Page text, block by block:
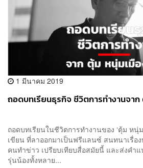
1 มีนาคม 2019
ถอดบทเรียนธุรกิจ ชีวิตการทำงานจา
ถอดบทเรียนในชีวิตการทำงานของ ‘ตุ้ม หนุ่
เขียน ที่ลาออกมาเป็นฟรีแลนซ์ สนทนาเรื่อ
คนทำข่าว เปรียบเทียบสื่อสมัยนี้ และส่งคำแ
รุ่นน้องทั้งหลาย...